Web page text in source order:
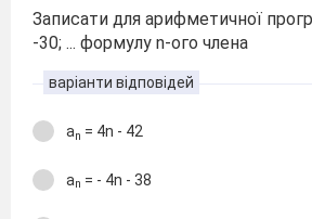
Записати для арифметичної
-30; ... формулу n-ого члена
варіанти відповідей
аn = 4n - 42
аn = - 4n - 38